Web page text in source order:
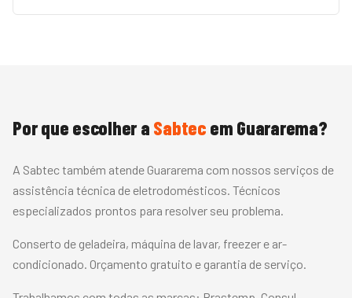
Por que escolher a Sabtec em Guararema?
A Sabtec também atende Guararema com nossos serviços de
assistência técnica de eletrodomésticos. Técnicos
especializados prontos para resolver seu problema.
Conserto de geladeira, máquina de lavar, freezer e ar-
condicionado. Orçamento gratuito e garantia de serviço.